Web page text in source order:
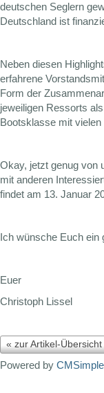
deutschen Seglern
Deutschland ist
Neben diesen
erfahrene
Form der
jeweiligen Ressorts
Bootsklasse mit
Okay, jetzt genug von
mit anderen
findet am 13. Januar
Ich wünsche Euch ein
Euer
Christoph Lissel
« zur Artikel-Übersicht
Powered by